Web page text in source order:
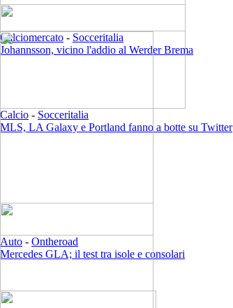
Calciomercato - Socceritalia
Johannsson, vicino l'addio al Werder Brema
Calcio - Socceritalia
MLS, LA Galaxy e Portland fanno a botte su Twitter
Auto - Ontheroad
Mercedes GLA; il test tra isole e consolari